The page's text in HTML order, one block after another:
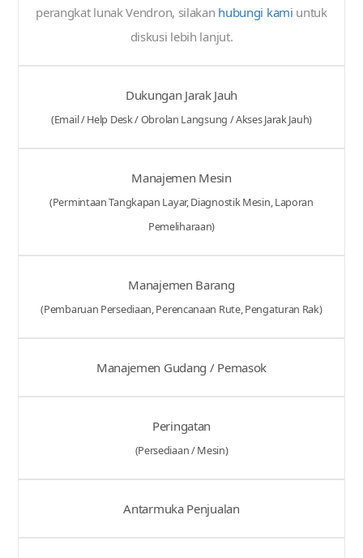
perangkat lunak Vendron, silakan hubungi kami untuk
diskusi lebih lanjut.
Dukungan Jarak Jauh
(Email / Help Desk / Obrolan Langsung / Akses Jarak Jauh)
Manajemen Mesin
(Permintaan Tangkapan Layar, Diagnostik Mesin, Laporan
Pemeliharaan)
Manajemen Barang
(Pembaruan Persediaan, Perencanaan Rute, Pengaturan Rak)
Manajemen Gudang / Pemasok
Peringatan
(Persediaan / Mesin)
Antarmuka Penjualan